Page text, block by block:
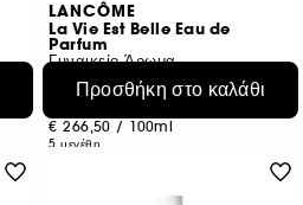
LANCÔME
La Vie Est Belle Eau de
Parfum
Γυναικείο Άρωμα
20
€ 79,95
€ 266,50 / 100ml
5 μεγέθη
Προσθήκη στο καλάθι